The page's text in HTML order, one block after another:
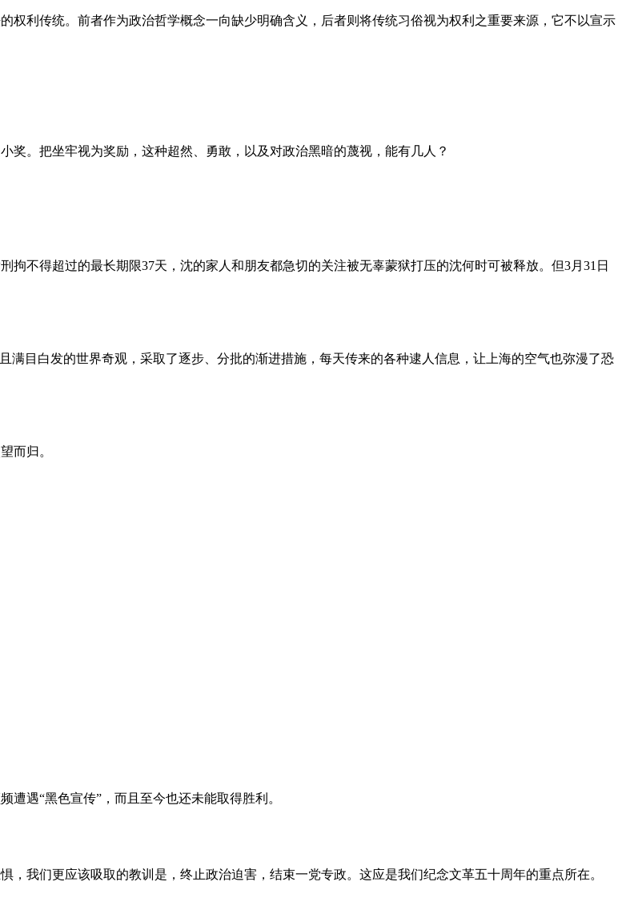
权利传统。前者作为政治哲学概念一向缺少明确含义，后者则将传统习俗视为权利之重要来源，它不以宣示
奖。把坐牢视为奖励，这种超然、勇敢，以及对政治黑暗的蔑视，能有几人？
拘不得超过的最长期限37天，沈的家人和朋友都急切的关注被无辜蒙狱打压的沈何时可被释放。但3月31日
满目白发的世界奇观，采取了逐步、分批的渐进措施，每天传来的各种逮人信息，让上海的空气也弥漫了恐
而归。
遇“黑色宣传”，而且至今也还未能取得胜利。
我们更应该吸取的教训是，终止政治迫害，结束一党专政。这应是我们纪念文革五十周年的重点所在。